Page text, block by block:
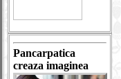
Pancarpatica
creaza imaginea